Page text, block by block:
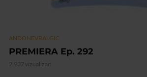
ANDONEVRALGIC
PREMIERA Ep. 292
2.937 vizualizari